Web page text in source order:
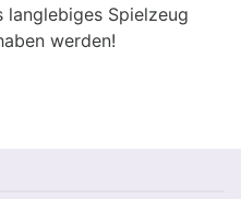
Spielzeug
werden!